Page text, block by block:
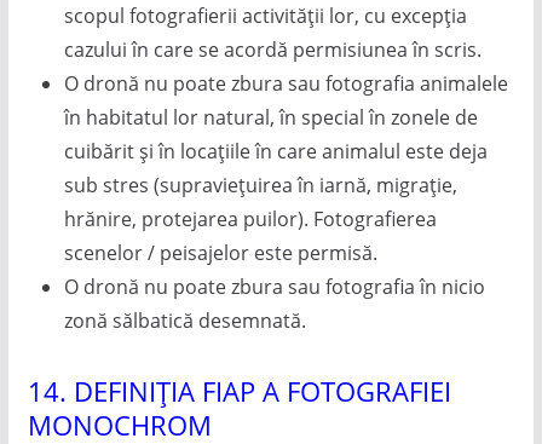
scopul fotografierii activității lor, cu excepția
cazului în care se acordă permisiunea în scris.
O dronă nu poate zbura sau fotografia animalele
în habitatul lor natural, în special în zonele de
cuibărit și în locațiile în care animalul este deja
sub stres (supraviețuirea în iarnă, migrație,
hrănire, protejarea puilor). Fotografierea
scenelor / peisajelor este permisă.
O dronă nu poate zbura sau fotografia în nicio
zonă sălbatică desemnată.
14. DEFINIȚIA FIAP A FOTOGRAFIEI
MONOCHROM